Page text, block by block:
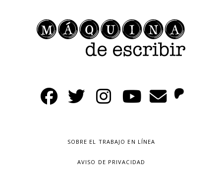
SOBRE EL TRABAJO EN LÍNEA
AVISO DE PRIVACIDAD